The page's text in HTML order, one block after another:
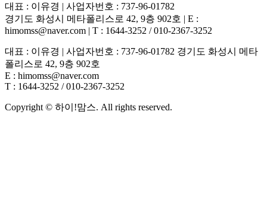
대표 : 이유경 | 사업자번호 : 737-96-01782
경기도 화성시 메타폴리스로 42, 9층 902호 | E :
himomss@naver.com | T : 1644-3252 / 010-2367-3252
대표 : 이유경 | 사업자번호 : 737-96-01782 경기도 화성시 메타
폴리스로 42, 9층 902호
E : himomss@naver.com
T : 1644-3252 / 010-2367-3252
Copyright © 하이!맘스. All rights reserved.